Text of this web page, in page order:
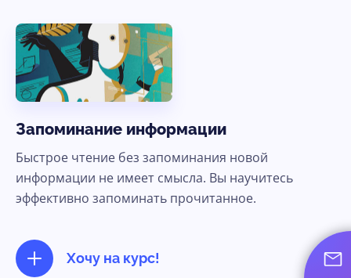
Запоминание информации
Быстрое чтение без запоминания новой
информации не имеет смысла. Вы научитесь
эффективно запоминать прочитанное.
Хочу на курс!